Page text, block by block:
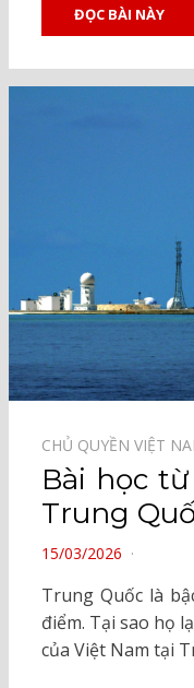
ĐỌC BÀI NÀY
CHỦ QUYỀN VIỆT
Bài học
Trung
POSTED
15/03/2026
Trung Quốc là
điểm. Tại sao họ
của Việt Nam tại